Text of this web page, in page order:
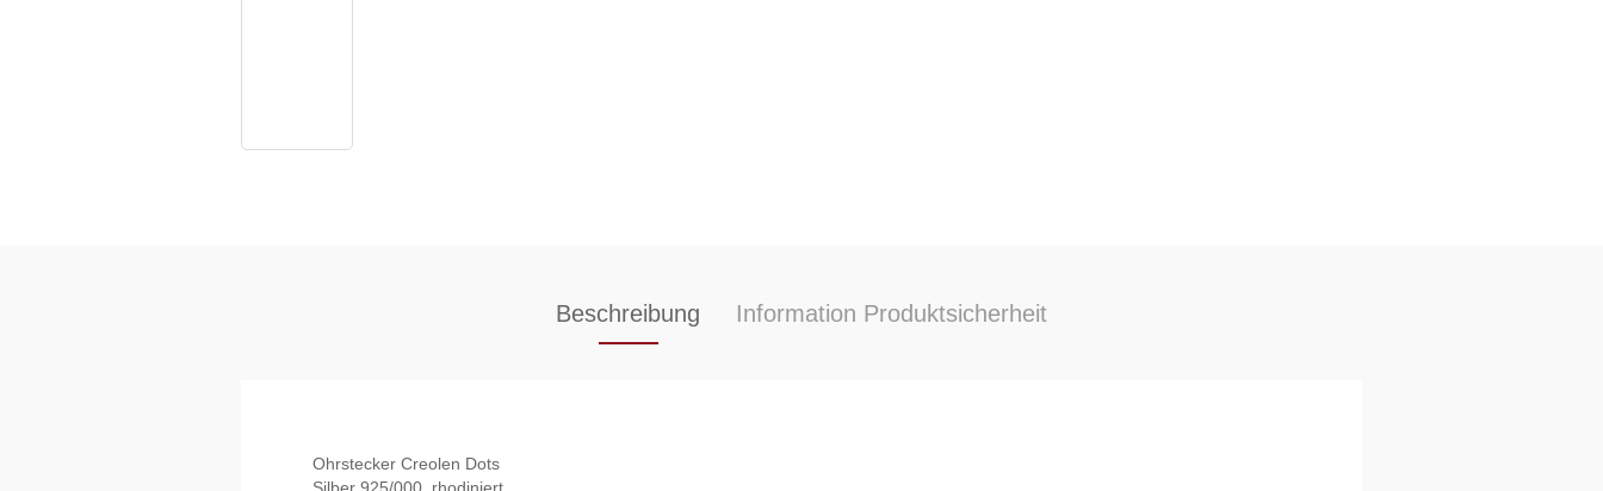
Beschreibung Information Produktsicherheit
Ohrstecker Creolen Dots